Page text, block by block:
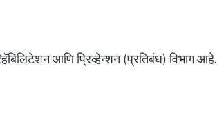
आणि प्रिव्हेन्शन (प्रतिबंध) विभाग आहे.